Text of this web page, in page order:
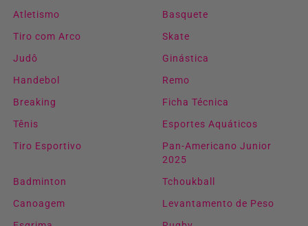
Atletismo
Basquete
Tiro com Arco
Skate
Judô
Ginástica
Handebol
Remo
Breaking
Ficha Técnica
Tênis
Esportes Aquáticos
Tiro Esportivo
Pan-Americano Junior
2025
Badminton
Tchoukball
Canoagem
Levantamento de Peso